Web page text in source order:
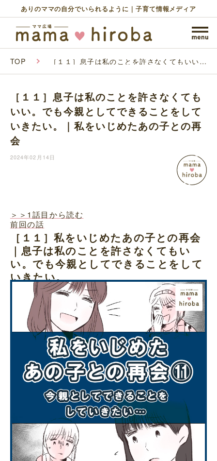
ありのママの自分でいられるように｜子育て情報メディア
TOP ［１１］息子は私のことを許さなくてもいい。
私をいじめたあの子との再会
［１１］息子は私のことを許さなくても
いい。でも今親としてできることをして
いきたい。｜私をいじめたあの子との再
会
2024年02月14日
＞＞1話目から読む
前回の話
［１１］私をいじめたあの子との再会
｜息子は私のことを許さなくてもい
い。でも今親としてできることをして
いきたい。